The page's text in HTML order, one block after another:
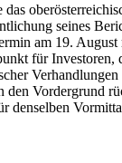
seines
am 19. August
für Investoren,
den Vordergrund
denselben